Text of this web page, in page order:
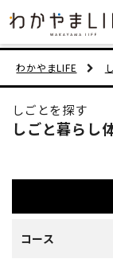
わかやまLIFE
しごとを探す
しごと暮らし
コース